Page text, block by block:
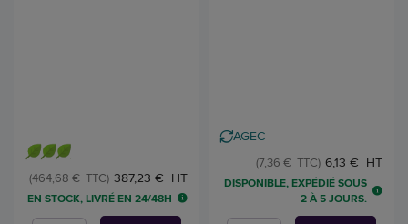
387,23 € HT
(464,68 € TTC)
EN STOCK, LIVRÉ EN 24/48H
AGEC
6,13 € HT
(7,36 € TTC)
DISPONIBLE, EXPÉDIÉ SOUS
2 À 5 JOURS.